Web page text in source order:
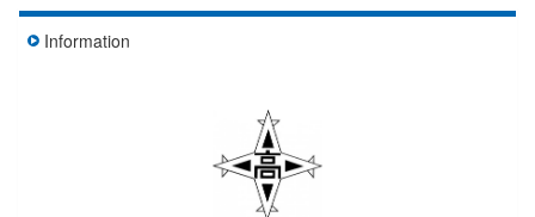
Information